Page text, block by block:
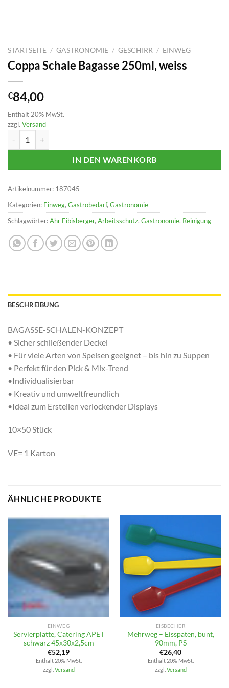
STARTSEITE / GASTRONOMIE / GESCHIRR / EINWEG
Coppa Schale Bagasse 250ml, weiss
€84,00
Enthält 20% MwSt.
zzgl. Versand
IN DEN WARENKORB
Artikelnummer: 187045
Kategorien: Einweg, Gastrobedarf, Gastronomie
Schlagwörter:Ahr Eibisberger, Arbeitsschutz, Gastronomie, Reinigung
BESCHREIBUNG
BAGASSE-SCHALEN-KONZEPT
• Sicher schließender Deckel
• Für viele Arten von Speisen geeignet – bis hin zu Suppen
• Perfekt für den Pick & Mix-Trend
•Individualisierbar
• Kreativ und umweltfreundlich
•Ideal zum Erstellen verlockender Displays
10×50 Stück
VE= 1 Karton
ÄHNLICHE PRODUKTE
EINWEG
Servierplatte, Catering APET
schwarz 45x30x2,5cm
€52,19
Enthält 20% MwSt.
zzgl. Versand
EISBECHER
Mehrweg – Eisspaten, bunt,
90mm, PS
€26,40
Enthält 20% MwSt.
zzgl. Versand